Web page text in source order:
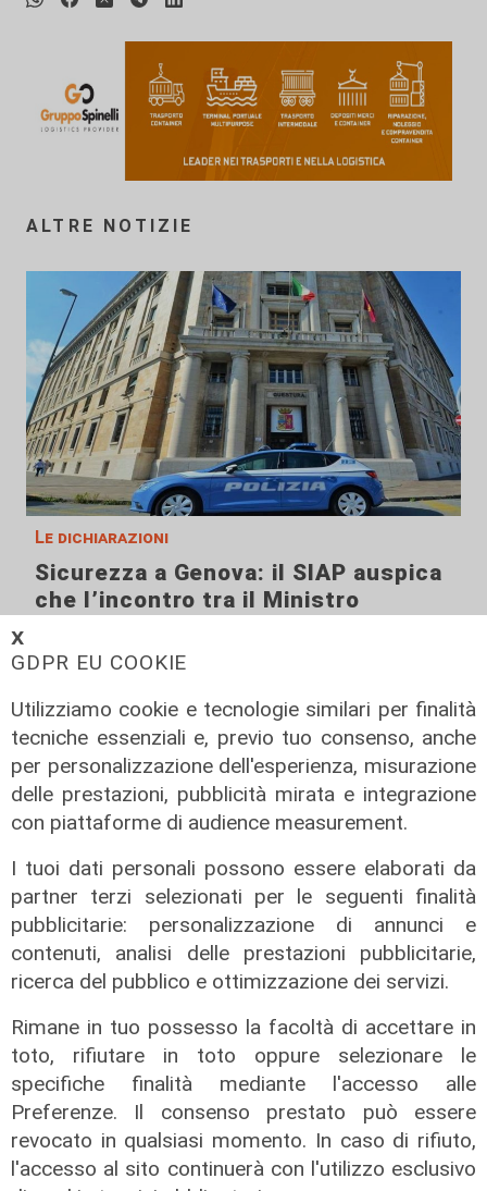
𝗫
GDPR EU COOKIE
Utilizziamo cookie e tecnologie similari per finalità
tecniche essenziali e, previo tuo consenso, anche
per personalizzazione dell'esperienza, misurazione
delle prestazioni, pubblicità mirata e integrazione
con piattaforme di audience measurement.
I tuoi dati personali possono essere elaborati da
partner terzi selezionati per le seguenti finalità
pubblicitarie: personalizzazione di annunci e
contenuti, analisi delle prestazioni pubblicitarie,
ricerca del pubblico e ottimizzazione dei servizi.
Rimane in tuo possesso la facoltà di accettare in
toto, rifiutare in toto oppure selezionare le
specifiche finalità mediante l'accesso alle
Preferenze. Il consenso prestato può essere
revocato in qualsiasi momento. In caso di rifiuto,
l'accesso al sito continuerà con l'utilizzo esclusivo
ALTRE NOTIZIE
Le dichiarazioni
Sicurezza a Genova: il SIAP auspica
che l’incontro tra il Ministro
il tema nell’alveo corretto dei Patti
08/08/2026
di Redazione
Le temperature
Genova, caldo torrido: bollino rosso
anche lunedì
08/08/2026
di c.b.